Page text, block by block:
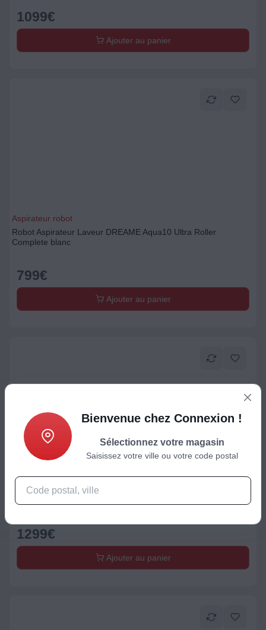
1099€
Ajouter au panier
Aspirateur robot
Robot Aspirateur Laveur DREAME Aqua10 Ultra Roller
Complete blanc
799€
Ajouter au panier
Aspirateur robot
Robot Aspirateur Laveur DREAME MatriX10 Ultra blanc avec
serpillères auto-interchangeables
1299€
Ajouter au panier
Bienvenue chez Connexion !
Sélectionnez votre magasin
Saisissez votre ville ou votre code postal